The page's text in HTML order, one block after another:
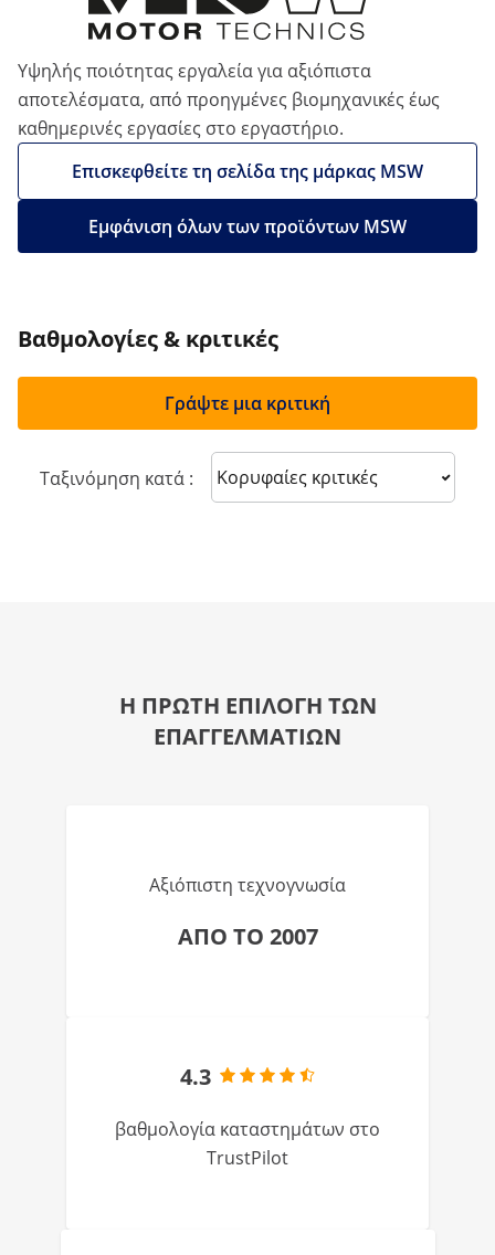
Υψηλής ποιότητας εργαλεία για αξιόπιστα
αποτελέσματα, από προηγμένες βιομηχανικές έως
καθημερινές εργασίες στο εργαστήριο.
Επισκεφθείτε τη σελίδα της μάρκας MSW
Εμφάνιση όλων των προϊόντων MSW
Βαθμολογίες & κριτικές
Γράψτε μια κριτική
Ταξινόμηση κατά : Sort reviews
Η ΠΡΩΤΗ ΕΠΙΛΟΓΗ ΤΩΝ
ΕΠΑΓΓΕΛΜΑΤΙΩΝ
Αξιόπιστη τεχνογνωσία
ΑΠΟ ΤΟ 2007
4.3
βαθμολογία καταστημάτων στο
TrustPilot